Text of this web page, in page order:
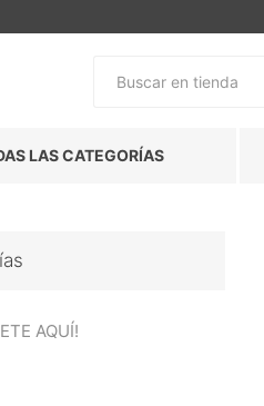
LAS CATEGORÍAS
AQUÍ!